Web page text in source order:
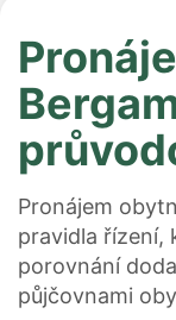
Pronájem
pravidla řízení,
porovnání
půjčovnami